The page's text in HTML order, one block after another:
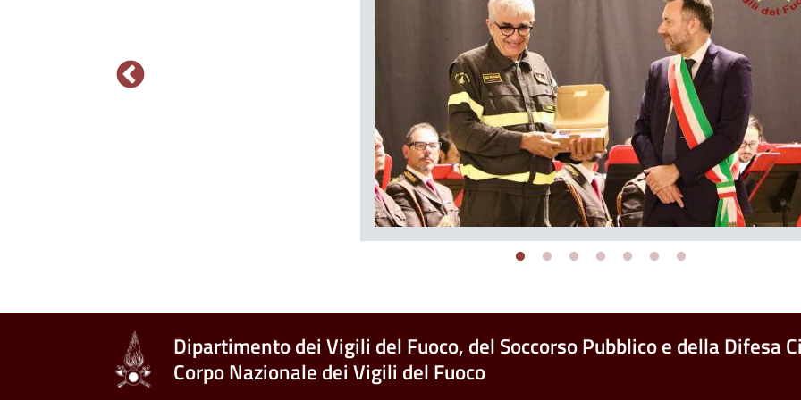
Dipartimento dei Vigili del Fuoco, del Soccorso Pubblico e della Difesa
Corpo Nazionale dei Vigili del Fuoco